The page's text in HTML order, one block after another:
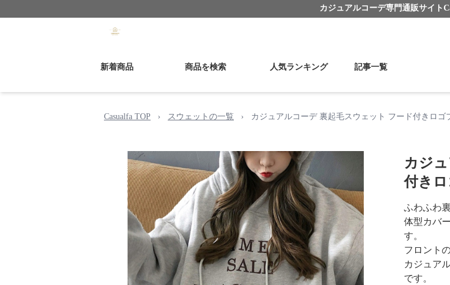
カジュアルコーデ専門通販サイト
新着商品 商品を検索 人気ランキング 記事一覧
Casualfa TOP › スウェットの一覧 › カジュアルコーデ 裏起毛スウェット フード付きロゴ
カジ
付き
ふわふわ
体型カバ
す。
フロント
カジュア
です。